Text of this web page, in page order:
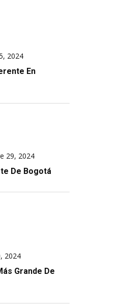
2024
En
29, 2024
De Bogotá
2024
Grande De